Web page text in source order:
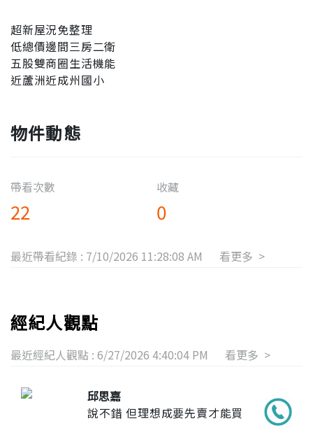
超新屋況免整理
低總價邊間三房二衛
五股雙商圈生活機能
近蘆洲近成州國小
物件動態
帶看次數
22
收藏
0
最近帶看紀錄 : 7/10/2026 11:28:08 AM 看更多 >
經紀人觀點
最近經紀人觀點 : 6/27/2026 4:40:04 PM 看更多 >
邱思嘉
說不錯 但理想成要先賣才能買